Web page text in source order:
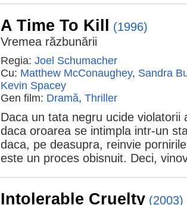
A Time To Kill (1996)
Vremea răzbunării
Regia: Joel Schumacher
Cu: Matthew McConaughey, Sandra
Kevin Spacey
Gen film: Dramă, Thriller
Daca un tata negru ucide violatorii
daca oroarea se intimpla intr-un
daca, pe deasupra, reinvie
este un proces obisnuit. Deci,
Intolerable Cruelty (2003)